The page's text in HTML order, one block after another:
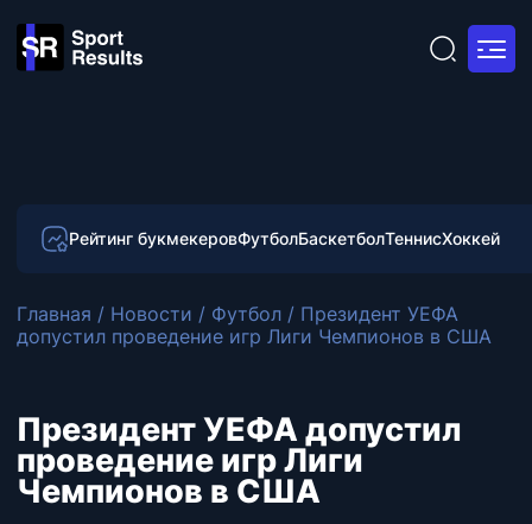
Рейтинг букмекеровФутболБаскетболТеннисХоккей
Главная / Новости / Футбол / Президент УЕФА
допустил проведение игр Лиги Чемпионов в США
Президент УЕФА допустил
проведение игр Лиги
Чемпионов в США